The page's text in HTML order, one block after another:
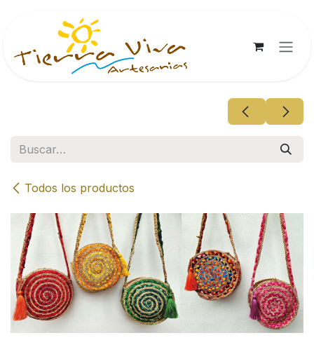
Todos los productos